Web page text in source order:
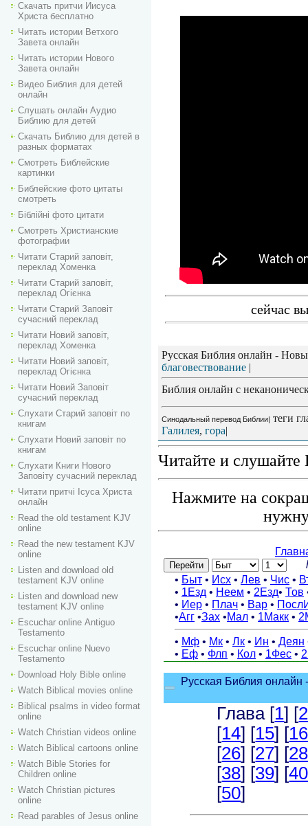
Скачать притчи Иисуса
Христа бесплатно
Читать истории Ветхого
Завета онлайн
Читать истории Нового
Завета онлайн
Видео Библия для детей
онлайн
Слушать онлайн Аудио
Библию для детей
Скачать Библию для детей в
разных форматах
Смотреть Библейские
картинки
Библейские фото цитаты
смотреть
Біблійні фото цитати
Смотреть Христианские
фотографии
Читати Старий заповіт,
переклад Хоменка
Читати Старий заповіт,
переклад Огієнка
Читати Старий Заповіт
сучасний переклад
Читати Новий заповіт,
переклад Хоменка
Читати Новий заповіт,
переклад Огієнка
Читати Новий Заповіт
сучасний переклад
Слухати Старий заповіт по
книгам
Слухати Новий заповіт по
книгам
Слухати Книги Нового
Заповіту сучасний переклад
Читати притчі Ісуса Христа
онлайн
Read the old testament KJV
online
Read the new testament KJV
online
Listen and download old
testament KJV online
Listen and download new
testament KJV online
Escuchar online Аntiguo
Testamento
Escuchar online Nuevo
Testamento
Download Holy Bible online
Watch Biblical movies online
Biblical psalms in video format
online
Watch Christian videos online
Watch Biblical cartoons online
Watch Bible Stories for
Children online
Watch Christian pictures
online
Read parables of Jesus online
сейчас
Русская Библия онлайн -
благовествование |
Библия онлайн с
Синодальный перевод Библии| теги
Галилея, гора|
Читайте и слушайте
Нажмите на